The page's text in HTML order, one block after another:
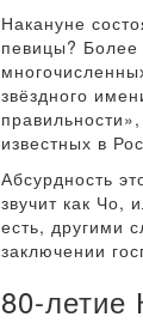
Накануне
певицы? Более
звёздного
известных в
Абсурдность
звучит как Чо,
есть, другими
заключении
80-летие